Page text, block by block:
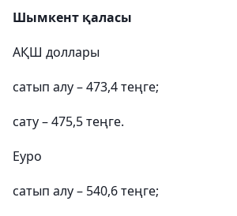
Шымкент қаласы
АҚШ доллары
сатып алу – 473,4 теңге;
сату – 475,5 теңге.
Еуро
сатып алу – 540,6 теңге;